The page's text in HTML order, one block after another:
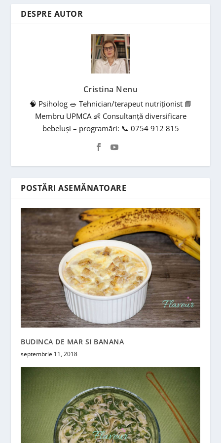
DESPRE AUTOR
Cristina Nenu
🧠 Psiholog 🥗 Tehnician/terapeut nutriționist 📘
Membru UPMCA 👶 Consultanță diversificare
bebeluși – programări: 📞 0754 912 815
POSTĂRI ASEMĂNATOARE
BUDINCA DE MAR SI BANANA
septembrie 11, 2018